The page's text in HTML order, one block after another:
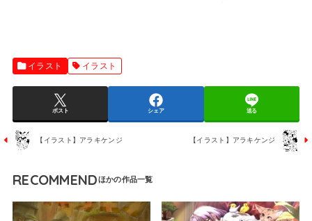
イラスト イラスト
ポスト シェア 送る
【イラスト】アラキケンジ 【イラスト】アラキケンジ
RECOMMEND